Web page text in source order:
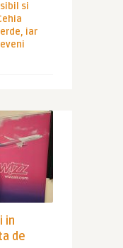
si
iar
in
de